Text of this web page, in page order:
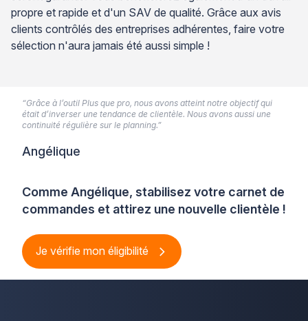
propre et rapide et d'un SAV de qualité. Grâce aux avis
clients contrôlés des entreprises adhérentes, faire votre
sélection n'aura jamais été aussi simple !
Comme Angélique, stabilisez votre carnet de
commandes et attirez une nouvelle clientèle !
Je vérifie mon éligibilité
“Grâce à l’outil Plus que pro, nous avons atteint notre objectif qui
était d’inverser une tendance de clientèle. Nous avons aussi une
continuité régulière sur le planning.”
Angélique